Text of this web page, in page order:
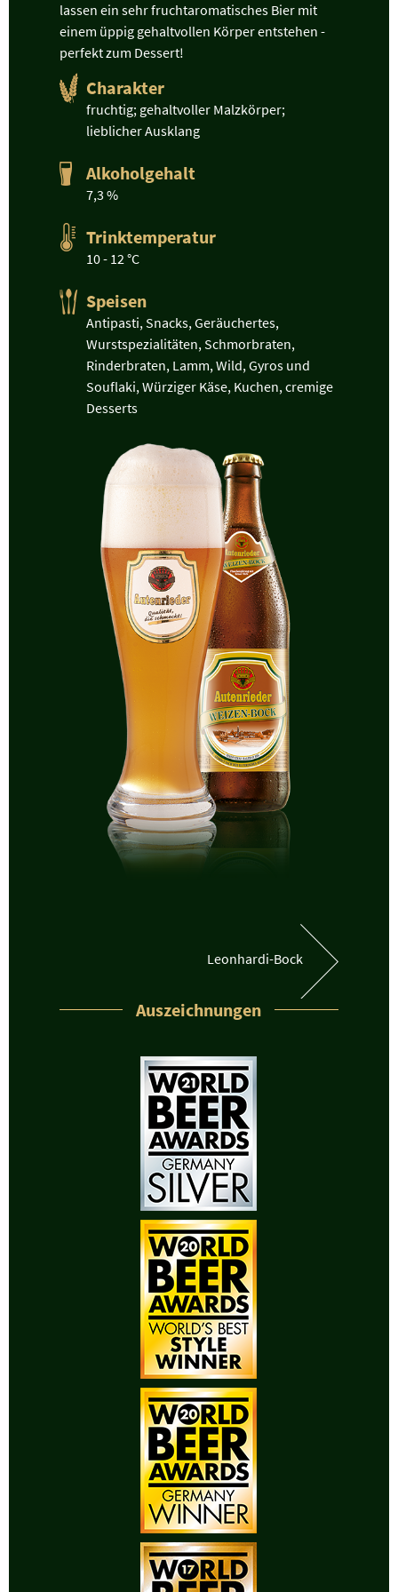
lassen ein sehr fruchtaromatisches Bier mit
einem üppig gehaltvollen Körper entstehen -
perfekt zum Dessert!
Charakter
fruchtig; gehaltvoller Malzkörper;
lieblicher Ausklang
Alkoholgehalt
7,3 %
Trinktemperatur
10 - 12 °C
Speisen
Antipasti, Snacks, Geräuchertes,
Wurstspezialitäten, Schmorbraten,
Rinderbraten, Lamm, Wild, Gyros und
Souflaki, Würziger Käse, Kuchen, cremige
Desserts
Leonhardi-Bock
Auszeichnungen